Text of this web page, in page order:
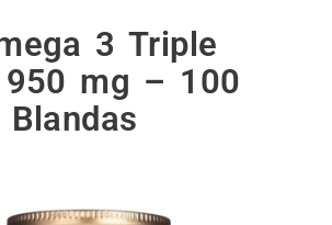
3 Triple
950 mg – 100